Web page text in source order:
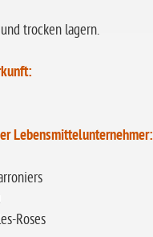
trocken lagern.
Lebensmittelunternehmer:
Roses